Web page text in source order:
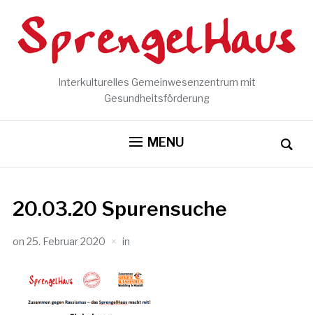
Interkulturelles Gemeinwesenzentrum mit
Gesundheitsförderung
MENU
20.03.20 Spurensuche
on 25. Februar 2020 in